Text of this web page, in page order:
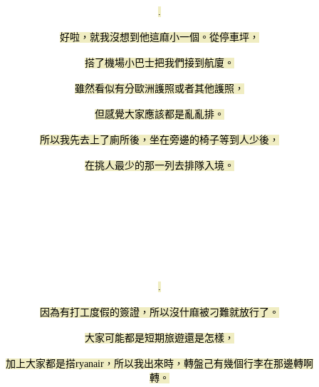
好啦，就我沒想到他這麻小一個。從停車坪，
搭了機場小巴士把我們接到航廈。
雖然看似有分歐洲護照或者其他護照，
但感覺大家應該都是亂亂排。
所以我先去上了廁所後，坐在旁邊的椅子等到人少後，
在挑人最少的那一列去排隊入境。
因為有打工度假的簽證，所以沒什麻被刁難就放行了。
大家可能都是短期旅遊還是怎樣，
加上大家都是搭ryanair，所以我出來時，轉盤己有幾個行李在那邊轉啊
轉。